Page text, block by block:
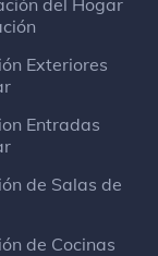
Exteriores
Entradas
de Salas de
de Cocinas